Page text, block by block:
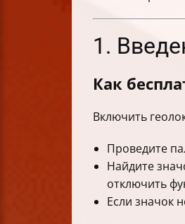
1.
Как
Включить
Проведите
Найдите
отключить
Если значок